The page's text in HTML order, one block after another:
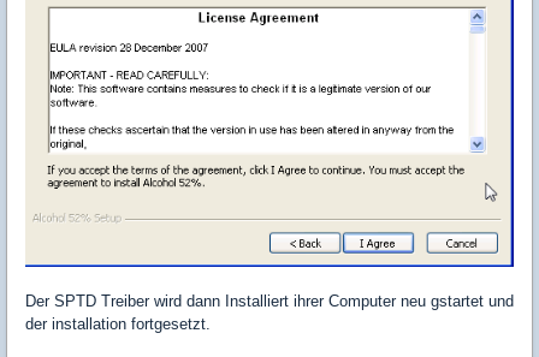
Der SPTD Treiber wird dann Installiert ihrer Computer neu gstartet und
der installation fortgesetzt.